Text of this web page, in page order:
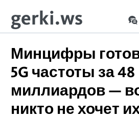
gerki.ws
Минцифры
5G частоты за 48
миллиардов —
никто не хочет